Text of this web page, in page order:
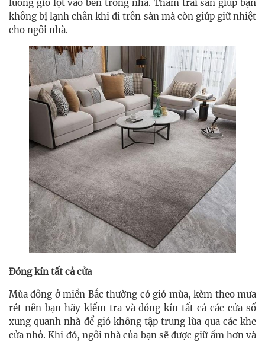
luồng gió lọt vào bên trong nhà. Thảm trải sàn giúp bạn
không bị lạnh chân khi đi trên sàn mà còn giúp giữ nhiệt
cho ngôi nhà.
Đóng kín tất cả cửa
Mùa đông ở miền Bắc thường có gió mùa, kèm theo mưa
rét nên bạn hãy kiểm tra và đóng kín tất cả các cửa sổ
xung quanh nhà để gió không tập trung lùa qua các khe
cửa nhỏ. Khi đó, ngôi nhà của bạn sẽ được giữ ấm hơn và